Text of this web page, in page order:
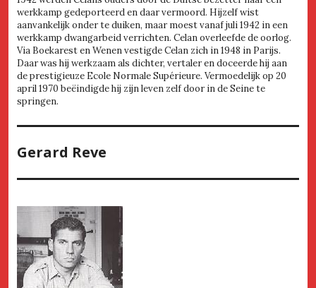
werkkamp gedeporteerd en daar vermoord. Hijzelf wist
aanvankelijk onder te duiken, maar moest vanaf juli 1942 in een
werkkamp dwangarbeid verrichten. Celan overleefde de oorlog.
Via Boekarest en Wenen vestigde Celan zich in 1948 in Parijs.
Daar was hij werkzaam als dichter, vertaler en doceerde hij aan
de prestigieuze Ecole Normale Supérieure. Vermoedelijk op 20
april 1970 beëindigde hij zijn leven zelf door in de Seine te
springen.
Gerard Reve